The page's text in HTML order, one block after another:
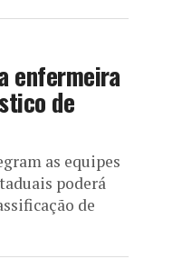
enfermeira
de
as equipes
poderá
de